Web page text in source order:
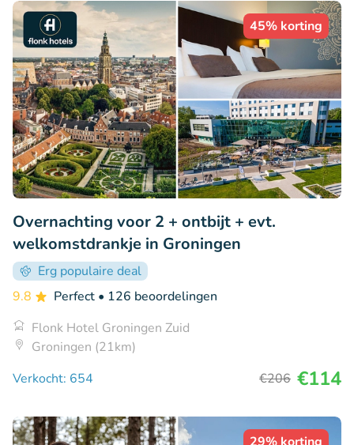
45% korting
Overnachting voor 2 + ontbijt + evt.
welkomstdrankje in Groningen
Erg populaire deal
9.8
Perfect • 126 beoordelingen
Flonk Hotel Groningen Zuid
Groningen (21km)
Verkocht: 654
€206 €114
29% korting